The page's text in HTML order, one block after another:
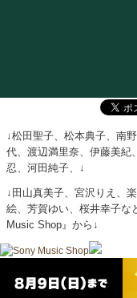
↓松田聖子、松本典子、南
代、渡辺満里奈、伊藤美紀
忍、河田純子、↓
↓田山真美子、宮沢りえ、
絵、芳賀ゆい、桜井幸子な
Music Shop』から↓